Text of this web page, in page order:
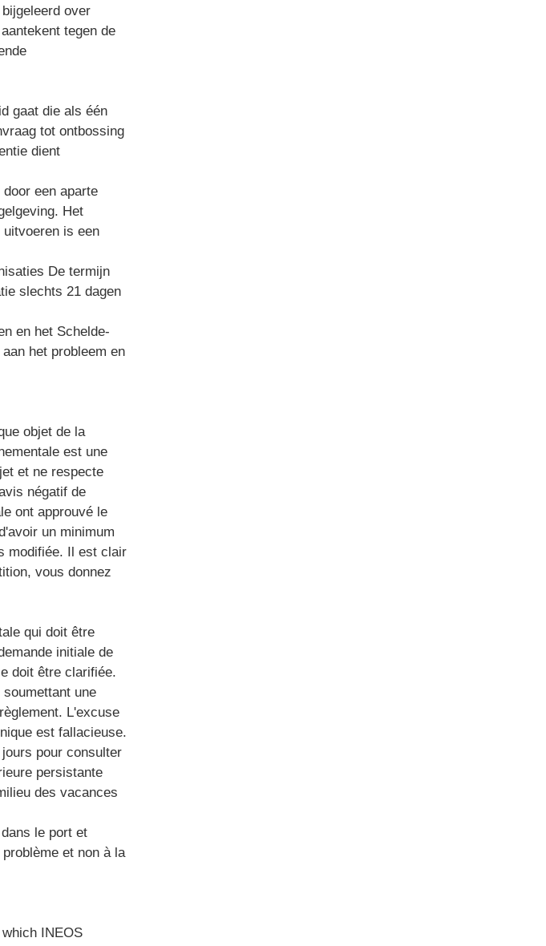
over
tegen de
gaat die als één
tot ontbossing
dient
een aparte
Het
is een
De termijn
slechts 21 dagen
en het Schelde-
het probleem en
objet de la
est une
et ne respecte
négatif de
ont approuvé le
un minimum
modifiée. Il est clair
vous donnez
qui doit être
initiale de
doit être clarifiée.
une
L'excuse
est fallacieuse.
pour consulter
persistante
des vacances
le port et
et non à la
INEOS